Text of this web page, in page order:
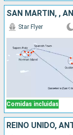
Comidas incluidas
Star Flyer